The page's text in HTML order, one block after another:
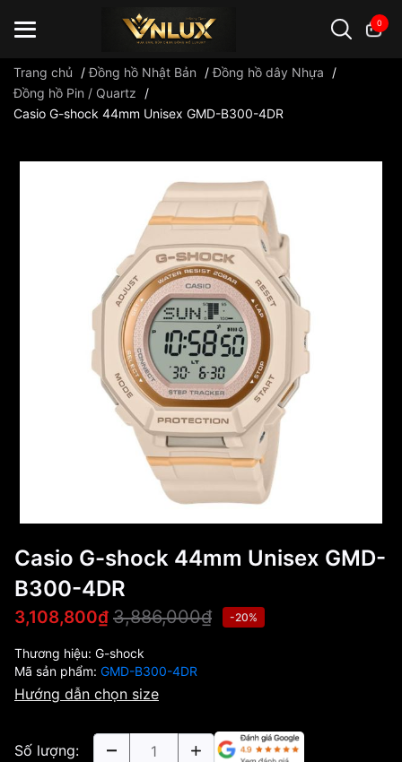
0
Đồng hồ casio đồng hồ G-Shock đồng hồ Orient ...
Trang chủ /Đồng hồ Nhật Bản /Đồng hồ dây Nhựa
/
Đồng hồ Pin / Quartz
/
Casio G-shock 44mm Unisex GMD-B300-4DR
Casio G-shock 44mm Unisex GMD-
B300-4DR
3,108,800₫ 3,886,000₫ -20%
Thương hiệu: G-shock
Mã sản phẩm: GMD-B300-4DR
Hướng dẫn chọn size
Số lượng: